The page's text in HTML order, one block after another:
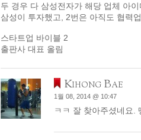
두 경우 다 삼성전자가 해당 업체 아
삼성이 투자했고, 2번은 아직도 협력
스타트업 바이블 2
출판사 대표 올림
Kihong Bae
1월 08, 2014 @ 10:47
ㅋㅋ 잘 찾아주셨네요.